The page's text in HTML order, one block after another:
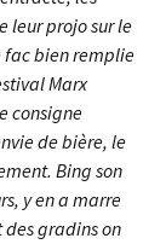
leur projo sur le
fac bien remplie
Marx
consigne
de bière, le
Bing son
y en a marre
des gradins on